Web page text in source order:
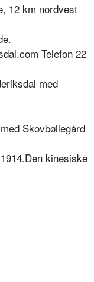
12 km nordvest
Telefon 22
med
Skovbøllegård
kinesiske